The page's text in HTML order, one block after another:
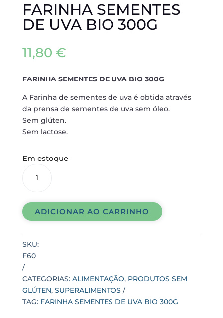
FARINHA SEMENTES
DE UVA BIO 300G
11,80 €
FARINHA SEMENTES DE UVA BIO 300G
A Farinha de sementes de uva é obtida através
da prensa de sementes de uva sem óleo.
Sem glúten.
Sem lactose.
Em estoque
SEMENTES
UVA
BIO
quantidade
ADICIONAR AO CARRINHO
SKU:
F60
CATEGORIAS: ALIMENTAÇÃO, PRODUTOS SEM
GLÚTEN, SUPERALIMENTOS
TAG: FARINHA SEMENTES DE UVA BIO 300G